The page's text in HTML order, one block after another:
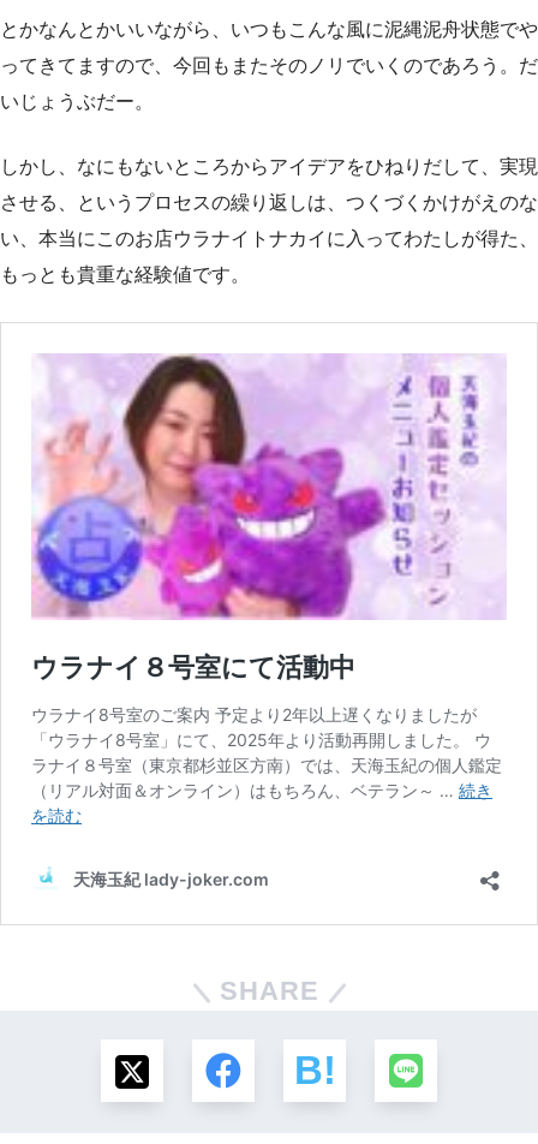
とかなんとかいいながら、いつもこんな風に泥縄泥舟状態でや
ってきてますので、今回もまたそのノリでいくのであろう。だ
いじょうぶだー。
しかし、なにもないところからアイデアをひねりだして、実現
させる、というプロセスの繰り返しは、つくづくかけがえのな
い、本当にこのお店ウラナイトナカイに入ってわたしが得た、
もっとも貴重な経験値です。
SHARE